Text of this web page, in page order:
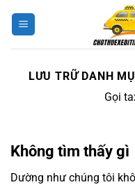
LƯU TRỮ DANH
Gọi
Không tìm thấy gì
Dường như chúng tôi